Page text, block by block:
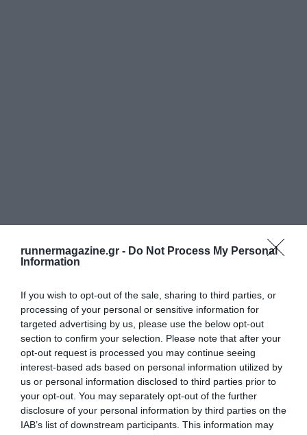
runnermagazine.gr - Do Not Process My Personal
Information
If you wish to opt-out of the sale, sharing to third parties, or
processing of your personal or sensitive information for
targeted advertising by us, please use the below opt-out
section to confirm your selection. Please note that after your
opt-out request is processed you may continue seeing
interest-based ads based on personal information utilized by
us or personal information disclosed to third parties prior to
your opt-out. You may separately opt-out of the further
disclosure of your personal information by third parties on the
IAB’s list of downstream participants. This information may